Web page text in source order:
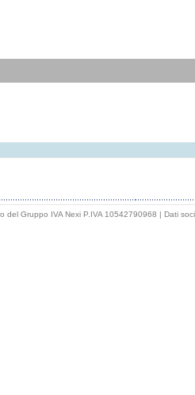
del Gruppo IVA Nexi P.IVA 10542790968 | Dati